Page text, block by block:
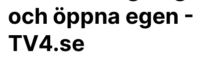
och öppna egen -
TV4.se